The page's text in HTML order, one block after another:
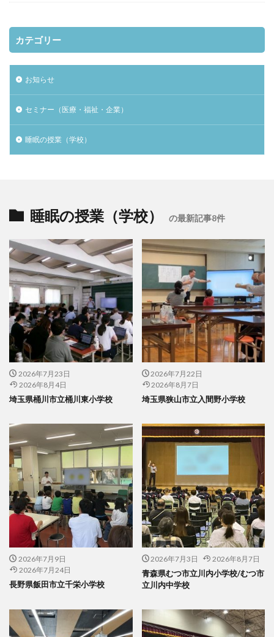
カテゴリー
お知らせ
セミナー（医療・福祉・企業）
睡眠の授業（学校）
睡眠の授業（学校） の最新記事8件
2026年7月23日
2026年8月4日
埼玉県桶川市立桶川東小学校
2026年7月22日
2026年8月7日
埼玉県狭山市立入間野小学校
2026年7月9日
2026年7月24日
長野県飯田市立千栄小学校
2026年7月3日 2026年8月7日
青森県むつ市立川内小学校/むつ市
立川内中学校